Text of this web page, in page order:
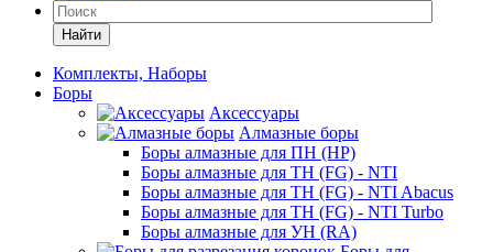
Найти
Комплекты, Наборы
Боры
Аксессуары
Алмазные боры
Боры алмазные для ПН (HP)
Боры алмазные для ТН (FG) - NTI
Боры алмазные для ТН (FG) - NTI Abacus
Боры алмазные для ТН (FG) - NTI Turbo
Боры алмазные для УН (RA)